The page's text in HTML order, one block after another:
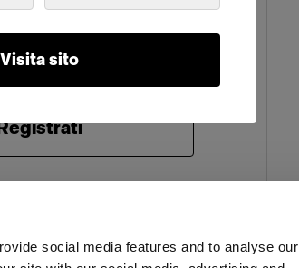
social media features and to analyse our
Visita sito
Accedi